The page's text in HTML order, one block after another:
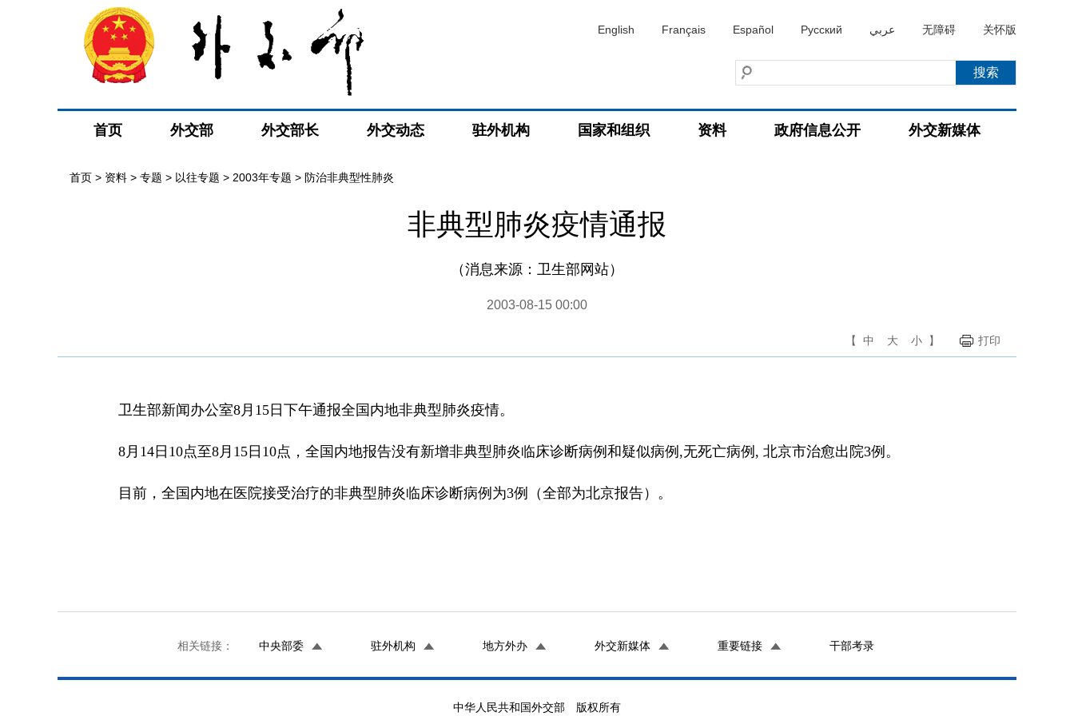
English Français Español Русский عربي 无障碍 关怀版
首页 外交部 外交部长 外交动态 驻外机构 国家和组织 资料 政府信息公开 外交新媒体
首页 > 资料 > 专题 > 以往专题 > 2003年专题 > 防治非典型性肺炎
非典型肺炎疫情通报
（消息来源：卫生部网站）
2003-08-15 00:00
【 中 大 小 】 打印
卫生部新闻办公室8月15日下午通报全国内地非典型肺炎疫情。
8月14日10点至8月15日10点，全国内地报告没有新增非典型肺炎临床诊断病例和疑似病例,无死亡病例, 北京市治愈出院3例。
目前，全国内地在医院接受治疗的非典型肺炎临床诊断病例为3例（全部为北京报告）。
相关链接： 中央部委 驻外机构 地方外办 外交新媒体 重要链接 干部考录
中华人民共和国外交部 版权所有